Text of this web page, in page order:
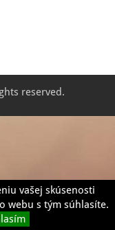
reserved.
vašej skúsenosti
webu s tým súhlasíte.